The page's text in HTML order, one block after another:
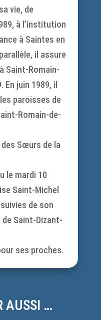
vie, de
à l’institution
à Saintes en
il assure
Saint-Romain-
En juin 1989, il
paroisses de
Romain-de-
des Sœurs de la
le mardi 10
Saint-Michel
de son
Saint-Dizant-
ses proches.
AUSSI …